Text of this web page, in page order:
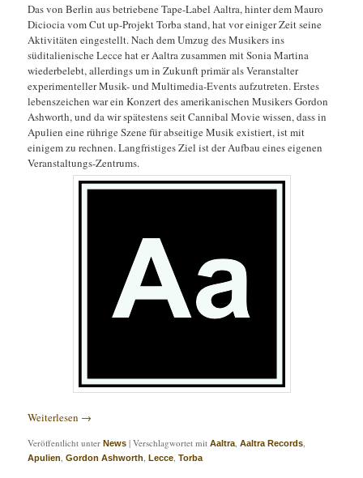
Das von Berlin aus betriebene Tape-Label Aaltra, hinter dem Mauro
Diciocia vom Cut up-Projekt Torba stand, hat vor einiger Zeit seine
Aktivitäten eingestellt. Nach dem Umzug des Musikers ins
süditalienische Lecce hat er Aaltra zusammen mit Sonia Martina
wiederbelebt, allerdings um in Zukunft primär als Veranstalter
experimenteller Musik- und Multimedia-Events aufzutreten. Erstes
lebenszeichen war ein Konzert des amerikanischen Musikers Gordon
Ashworth, und da wir spätestens seit Cannibal Movie wissen, dass in
Apulien eine rührige Szene für abseitige Musik existiert, ist mit
einigem zu rechnen. Langfristiges Ziel ist der Aufbau eines eigenen
Veranstaltungs-Zentrums.
Weiterlesen →
Veröffentlicht unter News |Verschlagwortet mit Aaltra ,Aaltra Records
Apulien ,Gordon Ashworth ,Lecce ,Torba